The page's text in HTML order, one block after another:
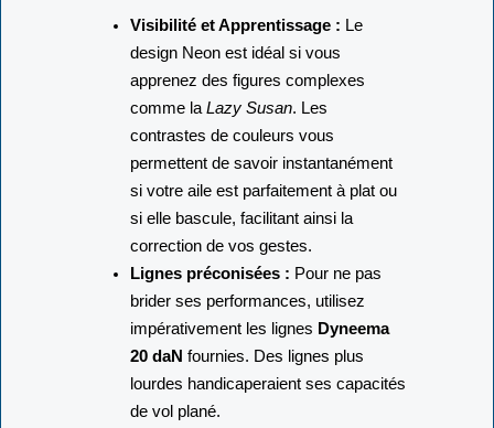
Visibilité et Apprentissage : Le
design Neon est idéal si vous
apprenez des figures complexes
comme laLazy Susan. Les
contrastes de couleurs vous
permettent de savoir instantanément
si votre aile est parfaitement à plat ou
si elle bascule, facilitant ainsi la
correction de vos gestes.
Lignes préconisées : Pour ne pas
brider ses performances, utilisez
impérativement les lignes Dyneema
20 daN fournies. Des lignes plus
lourdes handicaperaient ses capacités
de vol plané.